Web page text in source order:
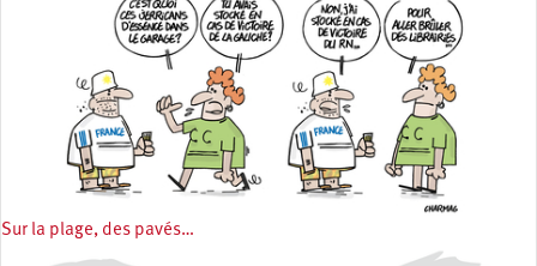
Sur la plage, des pavés…